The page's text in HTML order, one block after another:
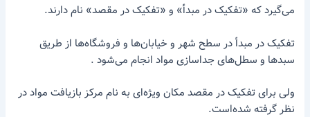
می‌گیرد که «تفکیک در مبدأ» و «تفکیک در مقصد» نام دارند.
تفکیک در مبدأ در سطح شهر و خیابان‌ها و فروشگاه‌ها از طریق
سبدها و سطل‌های جداسازی مواد انجام می‌شود .
ولی برای تفکیک در مقصد مکان ویژه‌ای به نام مرکز بازیافت مواد در
نظر گرفته شده‌است.